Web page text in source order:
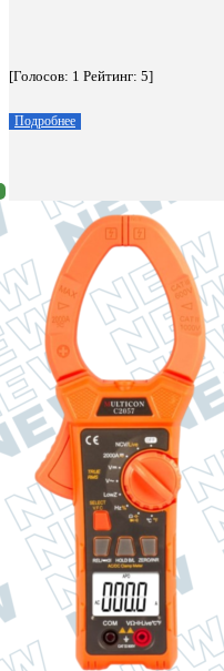
[Голосов: 1 Рейтинг: 5]
Подробнее